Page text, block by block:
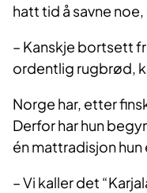
hatt tid å savne noe,
– Kanskje bortsett
ordentlig rugbrød,
Norge har, etter
Derfor har hun
én mattradisjon
– Vi kaller det